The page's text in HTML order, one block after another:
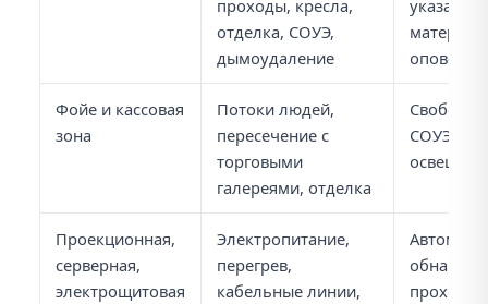
проходы, кресла,
отделка, СОУЭ,
дымоудаление
Фойе и кассовая
зона
Потоки людей,
пересечение с
торговыми
галереями, отделка
СОУЭ,
Проекционная,
серверная,
электрощитовая
Электропитание,
перегрев,
кабельные линии,